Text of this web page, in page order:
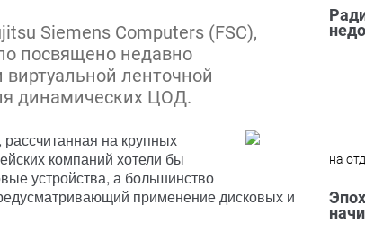
Siemens Computers (FSC),
посвящено недавно
ленточной
динамических ЦОД.
на крупных
компаний хотели бы
устройства, а большинство
применение дисковых и
на